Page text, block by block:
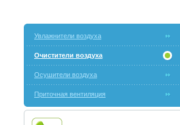
Увлажнители воздуха
Очистители воздуха
Осушители воздуха
Приточная вентиляция